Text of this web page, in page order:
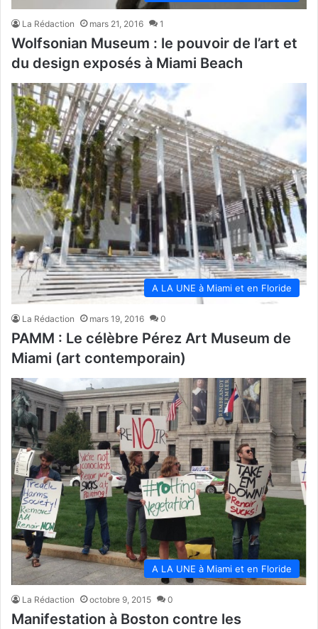
La Rédaction mars 21, 2016 1
Wolfsonian Museum : le pouvoir de l’art et
du design exposés à Miami Beach
A LA UNE à Miami et en Floride
La Rédaction mars 19, 2016 0
PAMM : Le célèbre Pérez Art Museum de
Miami (art contemporain)
A LA UNE à Miami et en Floride
La Rédaction octobre 9, 2015 0
Manifestation à Boston contre les